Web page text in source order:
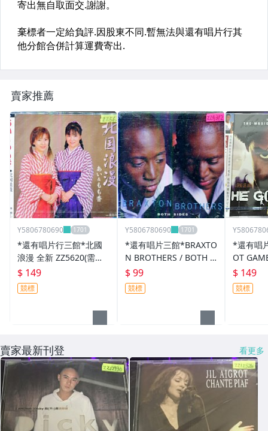
賣家推薦
Y5806780690
*還有唱片行三館*北國
浪漫 全新 ZZ5620(需競
標)
$ 149
競標
Y5806780690
*還有唱片三館*BRAXTO
N BROTHERS / BOTH S
IDES 全新 ZZ4312(需競
標)
$ 99
競標
*還有唱
OT
0(競標)
$ 149
競標
賣家最新刊登 看更多